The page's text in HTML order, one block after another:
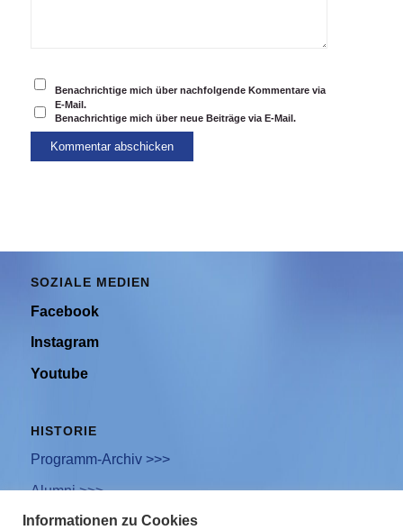
Benachrichtige mich über nachfolgende Kommentare via
E-Mail.
Benachrichtige mich über neue Beiträge via E-Mail.
SOZIALE MEDIEN
Facebook
Instagram
Youtube
HISTORIE
Programm-Archiv >>>
Alumni >>>
Informationen zu Cookies